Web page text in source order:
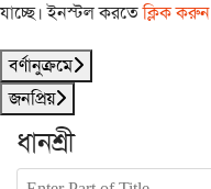
যাচ্ছে। ইনস্টল করতেক্লিক করুন
বর্ণানুক্রমে
জনপ্রিয়
ধানশ্রী
Enter Part of Title